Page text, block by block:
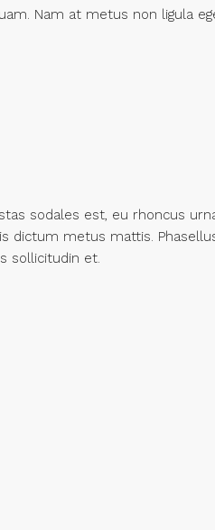
Nam at metus non ligula
sodales est, eu rhoncus
metus mattis.
sollicitudin et.